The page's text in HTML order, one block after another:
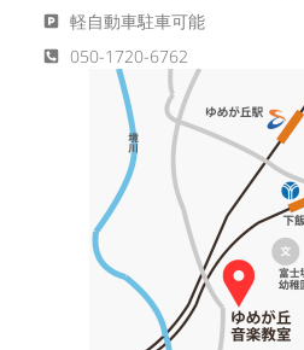
軽自動車駐車可能
050-1720-6762